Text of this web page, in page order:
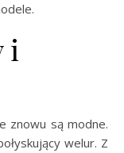
i
znowu są modne.
welur. Z